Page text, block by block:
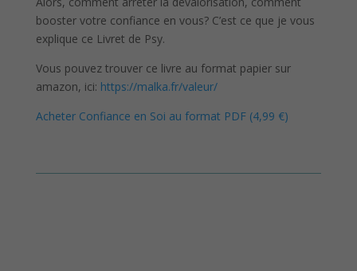
booster votre confiance en vous? C’est ce que je vous
explique ce Livret de Psy.
Vous pouvez trouver ce livre au format papier sur
amazon, ici: https://malka.fr/valeur/
Acheter Confiance en Soi au format PDF (4,99 €)